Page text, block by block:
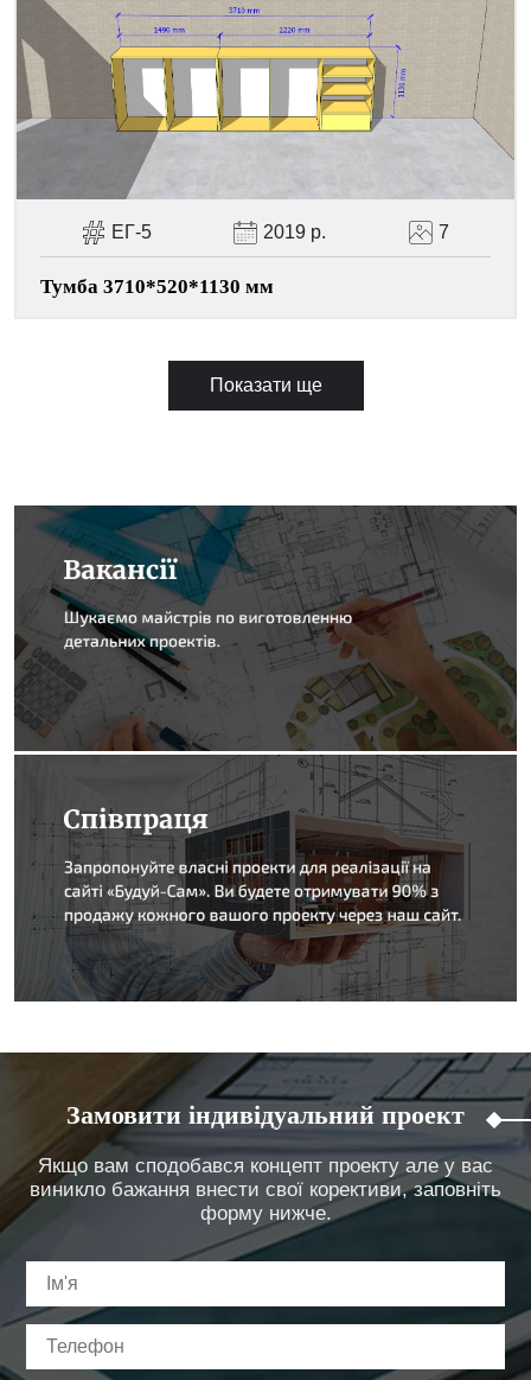
ЕГ-5 2019 р. 7
Тумба 3710*520*1130 мм
Показати ще
Замовити індивідуальний проект
Якщо вам сподобався концепт проекту але у вас
виникло бажання внести свої корективи, заповніть
форму нижче.